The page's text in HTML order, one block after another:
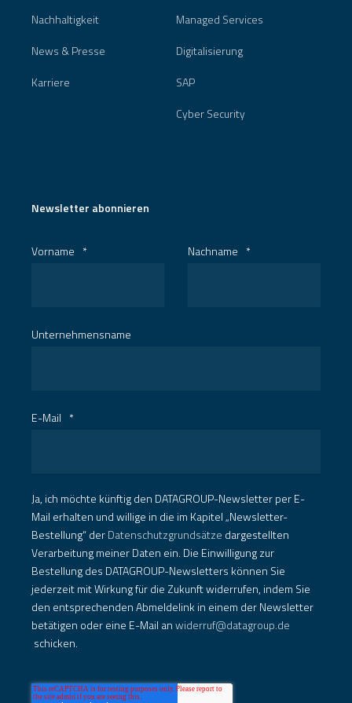
Nachhaltigkeit
News & Presse
Karriere
Managed Services
Digitalisierung
SAP
Cyber Security
Newsletter abonnieren
Vorname * Nachname *
Unternehmensname
E-Mail *
Ja, ich möchte künftig den DATAGROUP-Newsletter per E-
Mail erhalten und willige in die im Kapitel „Newsletter-
Bestellung“ derDatenschutzgrundsätze dargestellten
Verarbeitung meiner Daten ein. Die Einwilligung zur
Bestellung des DATAGROUP-Newsletters können Sie
jederzeit mit Wirkung für die Zukunft widerrufen, indem Sie
den entsprechenden Abmeldelink in einem der Newsletter
betätigen oder eine E-Mail anwiderruf@datagroup.de
schicken.